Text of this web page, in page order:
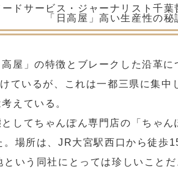
ードサービス・ジャーナリスト千
「日高屋」高い生産性の
屋」の特徴とブレークした沿革
ているが、これは一都三県に集中
えている。
してちゃんぽん専門店の「ちゃ
。場所は、JR大宮駅西口から徒歩
いう同社にとっては珍しいこと